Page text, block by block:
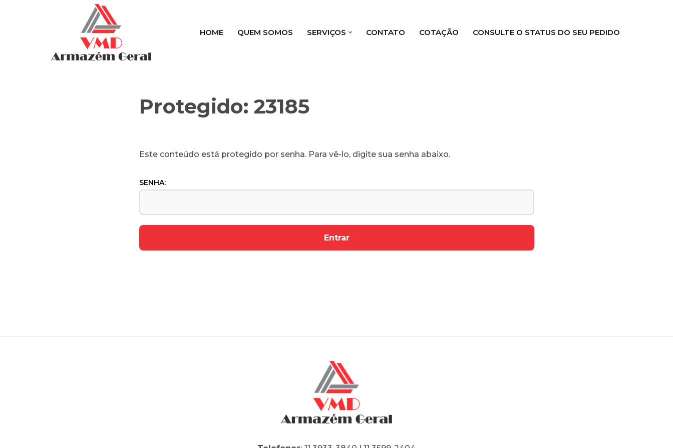
HOME QUEM SOMOS SERVIÇOS CONTATO COTAÇÃO CONSULTE O STATUS DO SEU PEDIDO
Protegido: 23185
Este conteúdo está protegido por senha. Para vê-lo, digite sua senha abaixo.
SENHA: